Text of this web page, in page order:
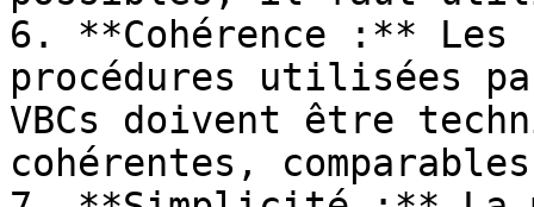
6. **Cohérence :** Les
procédures utilisées
VBCs doivent être
cohérentes,